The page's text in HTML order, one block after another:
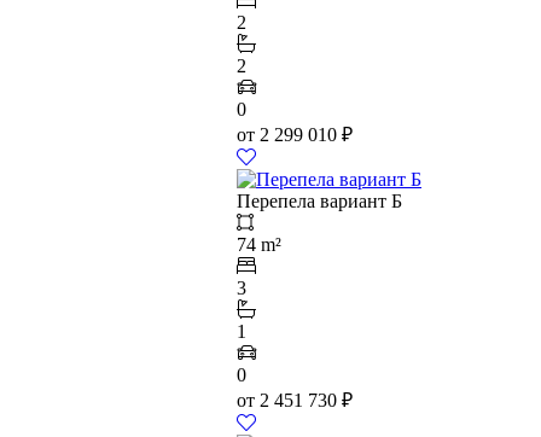
2
2
0
от 2 299 010 ₽
Перепела вариант Б
74 m²
3
1
0
от 2 451 730 ₽